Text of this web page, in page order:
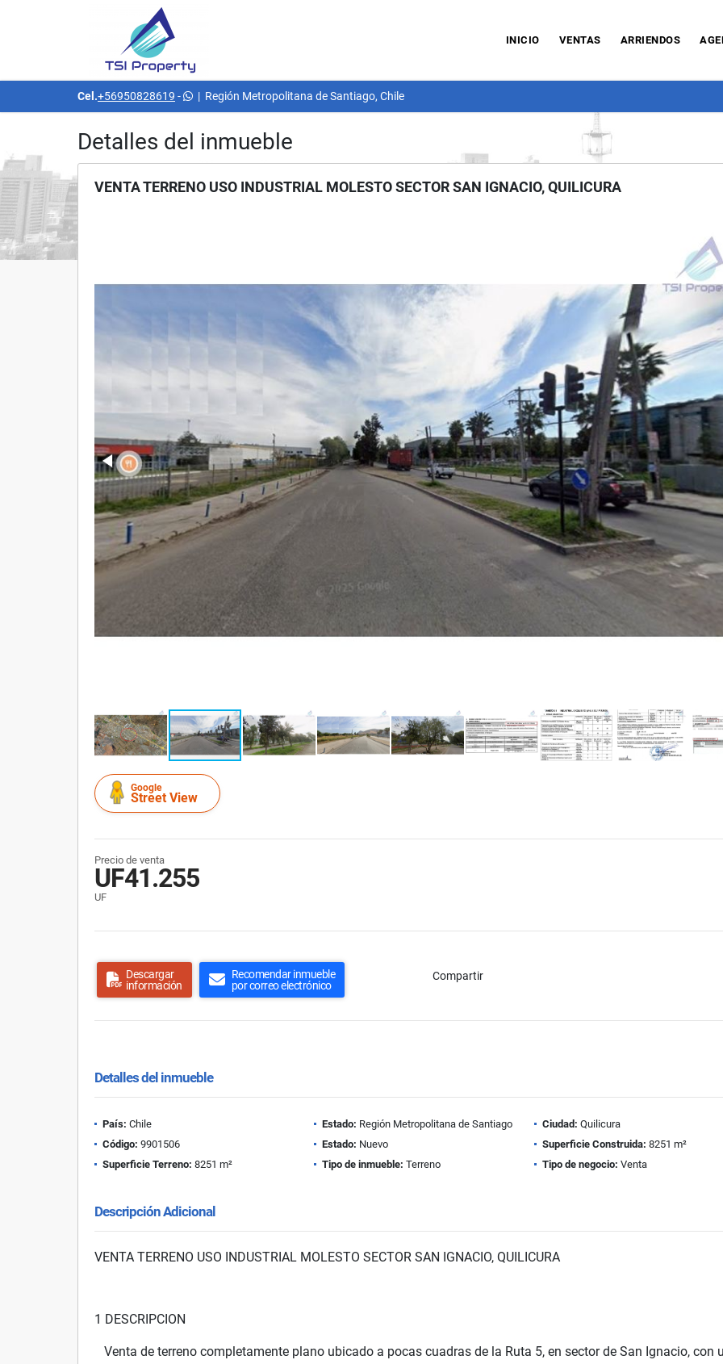
INICIO VENTAS ARRIENDOS
Cel.+56950828619 - | Región Metropolitana de Santiago, Chile
Detalles del inmueble
VENTA TERRENO USO INDUSTRIAL MOLESTO SECTOR SAN IGNACIO, QUILICURA
Google
Street View
Precio de venta
UF41.255
UF
Descargar
información
Recomendar inmueble
por correo electrónico
Compartir
Detalles del inmueble
País: Chile Estado: Región Metropolitana de Santiago Ciudad: Quilicura
Código: 9901506 Estado: Nuevo Superficie Construida: 8251 m²
Superficie Terreno: 8251 m² Tipo de inmueble: Terreno Tipo de negocio: Venta
Descripción Adicional
VENTA TERRENO USO INDUSTRIAL MOLESTO SECTOR SAN IGNACIO, QUILICURA
1 DESCRIPCION
Venta de terreno completamente plano ubicado a pocas cuadras de la Ruta 5, en sector de San Ignacio, con